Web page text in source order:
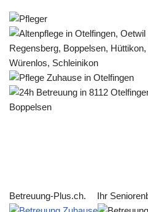
Betreuung-Plus.ch. Ihr